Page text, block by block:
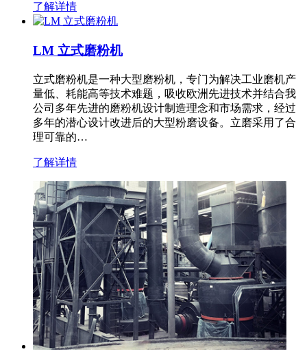
了解详情
LM 立式磨粉机
立式磨粉机是一种大型磨粉机，专门为解决工业磨机产
量低、耗能高等技术难题，吸收欧洲先进技术并结合我
公司多年先进的磨粉机设计制造理念和市场需求，经过
多年的潜心设计改进后的大型粉磨设备。立磨采用了合
理可靠的…
了解详情